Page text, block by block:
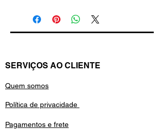
SERVIÇOS AO CLIENTE
Quem somos
Política de privacidade
Pagamentos e frete